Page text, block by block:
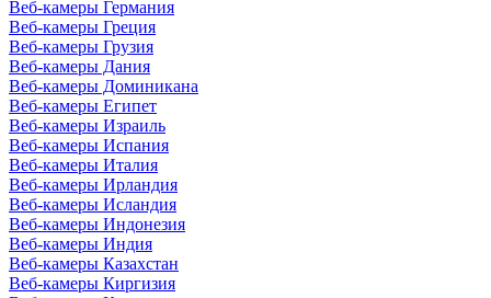
Веб-камеры Германия
Веб-камеры Греция
Веб-камеры Грузия
Веб-камеры Дания
Веб-камеры Доминикана
Веб-камеры Египет
Веб-камеры Израиль
Веб-камеры Испания
Веб-камеры Италия
Веб-камеры Ирландия
Веб-камеры Исландия
Веб-камеры Индонезия
Веб-камеры Индия
Веб-камеры Казахстан
Веб-камеры Киргизия